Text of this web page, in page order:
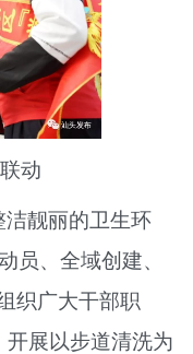
动
靓丽的卫生环
员、全域创建、
织广大干部职
展以步道清洗为